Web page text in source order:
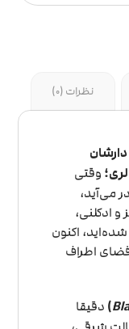
نظرات (0)
وقتی
می‌آید،
و ادکلنی،
اکنون
اطراف
) دقیقا